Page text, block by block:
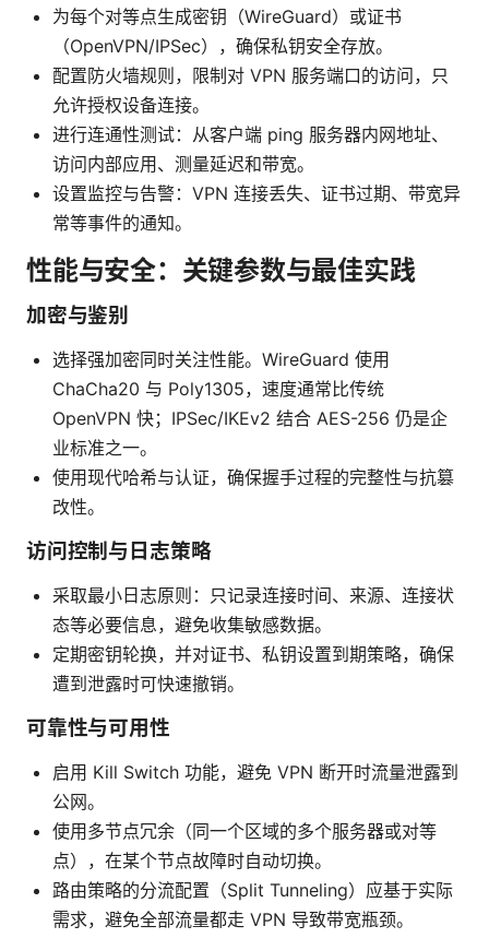
为每个对等点生成密钥（WireGuard）或证书
（OpenVPN/IPSec），确保私钥安全存放。
配置防火墙规则，限制对 VPN 服务端口的访问，只
允许授权设备连接。
进行连通性测试：从客户端 ping 服务器内网地址、
访问内部应用、测量延迟和带宽。
设置监控与告警：VPN 连接丢失、证书过期、带宽异
常等事件的通知。
性能与安全：关键参数与最佳实践
加密与鉴别
选择强加密同时关注性能。WireGuard 使用
ChaCha20 与 Poly1305，速度通常比传统
OpenVPN 快；IPSec/IKEv2 结合 AES-256 仍是企
业标准之一。
使用现代哈希与认证，确保握手过程的完整性与抗篡
改性。
访问控制与日志策略
采取最小日志原则：只记录连接时间、来源、连接状
态等必要信息，避免收集敏感数据。
定期密钥轮换，并对证书、私钥设置到期策略，确保
遭到泄露时可快速撤销。
可靠性与可用性
启用 Kill Switch 功能，避免 VPN 断开时流量泄露到
公网。
使用多节点冗余（同一个区域的多个服务器或对等
点），在某个节点故障时自动切换。
路由策略的分流配置（Split Tunneling）应基于实际
需求，避免全部流量都走 VPN 导致带宽瓶颈。